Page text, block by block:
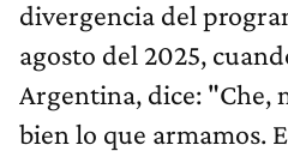
divergencia del
agosto del 2025,
Argentina, dice: "Che,
bien lo que armamos.